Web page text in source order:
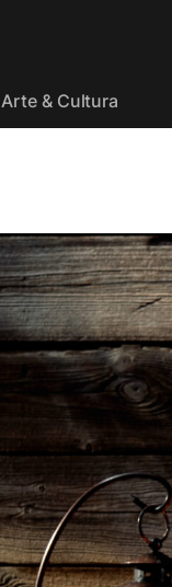
Arte & Cultura